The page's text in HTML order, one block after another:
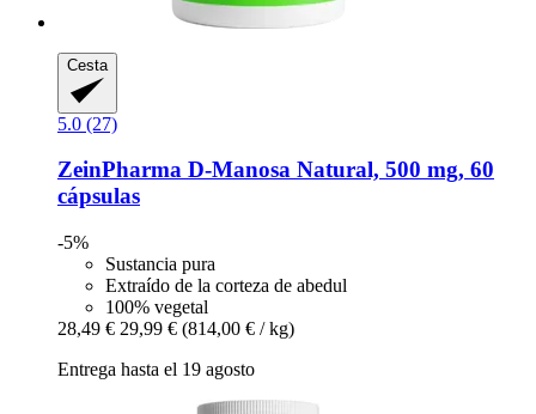
Cesta
5.0 (27)
ZeinPharma D-​Manosa Natural, 500 mg, 60
cápsulas
-5%
Sustancia pura
Extraído de la corteza de abedul
100% vegetal
28,49 € 29,99 € (814,00 € / kg)
Entrega hasta el 19 agosto